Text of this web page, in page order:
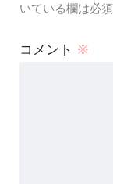
いている欄は必
コメント ※